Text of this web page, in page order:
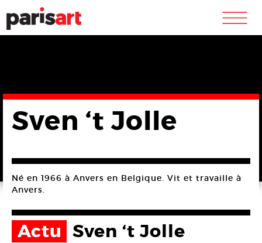
m
Sven ‘t Jolle
Né en 1966 à Anvers en Belgique. Vit et travaille à
Anvers.
Actu Sven ‘t Jolle